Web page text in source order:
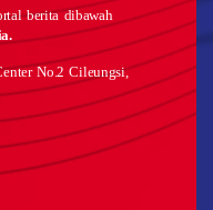
berita dibawah
No.2 Cileungsi,